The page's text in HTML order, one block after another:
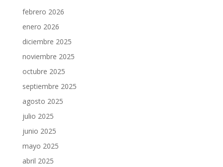
febrero 2026
enero 2026
diciembre 2025
noviembre 2025
octubre 2025
septiembre 2025
agosto 2025
julio 2025
junio 2025
mayo 2025
abril 2025